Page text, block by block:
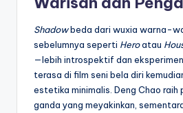
Shadowbeda dari wuxia warna-
sebelumnya seperti Heroatau
—lebih introspektif dan
terasa di film seni bela diri
estetika minimalis. Deng Chao raih
ganda yang meyakinkan,